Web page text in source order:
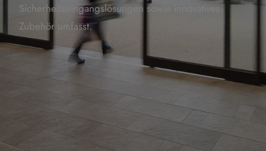
Sicherheitseingangslösungen sowie innovatives
Zubehör umfasst.